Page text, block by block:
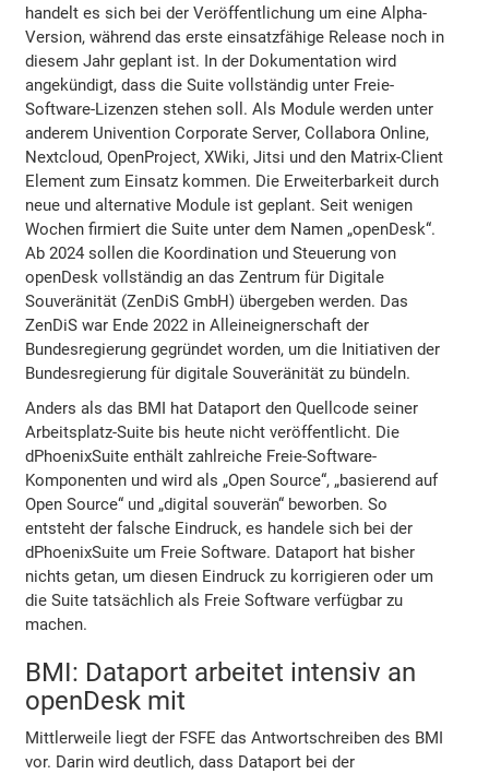
handelt es sich bei der Veröffentlichung um eine Alpha-
Version, während das erste einsatzfähige Release noch in
diesem Jahr geplant ist. In der Dokumentation wird
angekündigt, dass die Suite vollständig unter Freie-
Software-Lizenzen stehen soll. Als Module werden unter
anderem Univention Corporate Server, Collabora Online,
Nextcloud, OpenProject, XWiki, Jitsi und den Matrix-Client
Element zum Einsatz kommen. Die Erweiterbarkeit durch
neue und alternative Module ist geplant. Seit wenigen
Wochen firmiert die Suite unter dem Namen „openDesk“.
Ab 2024 sollen die Koordination und Steuerung von
openDesk vollständig an das Zentrum für Digitale
Souveränität (ZenDiS GmbH) übergeben werden. Das
ZenDiS war Ende 2022 in Alleineignerschaft der
Bundesregierung gegründet worden, um die Initiativen der
Bundesregierung für digitale Souveränität zu bündeln.
Anders als das BMI hat Dataport den Quellcode seiner
Arbeitsplatz-Suite bis heute nicht veröffentlicht. Die
dPhoenixSuite enthält zahlreiche Freie-Software-
Komponenten und wird als „Open Source“, „basierend auf
Open Source“ und „digital souverän“ beworben. So
entsteht der falsche Eindruck, es handele sich bei der
dPhoenixSuite um Freie Software. Dataport hat bisher
nichts getan, um diesen Eindruck zu korrigieren oder um
die Suite tatsächlich als Freie Software verfügbar zu
machen.
BMI: Dataport arbeitet intensiv an
openDesk mit
Mittlerweile liegt der FSFE das Antwortschreiben des BMI
vor. Darin wird deutlich, dass Dataport bei der